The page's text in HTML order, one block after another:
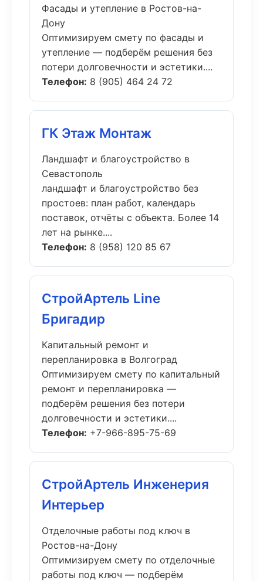
Фасады и утепление в Ростов-на-
Дону
Оптимизируем смету по фасады и
утепление — подберём решения без
потери долговечности и эстетики....
Телефон: 8 (905) 464 24 72
ГК Этаж Монтаж
Ландшафт и благоустройство в
Севастополь
ландшафт и благоустройство без
простоев: план работ, календарь
поставок, отчёты с объекта. Более 14
лет на рынке....
Телефон: 8 (958) 120 85 67
СтройАртель Line
Бригадир
Капитальный ремонт и
перепланировка в Волгоград
Оптимизируем смету по капитальный
ремонт и перепланировка —
подберём решения без потери
долговечности и эстетики....
Телефон: +7-966-895-75-69
СтройАртель Инженерия
Интерьер
Отделочные работы под ключ в
Ростов-на-Дону
Оптимизируем смету по отделочные
работы под ключ — подберём